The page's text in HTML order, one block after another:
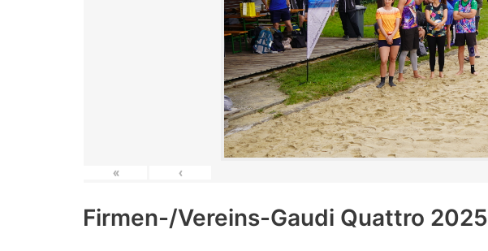
« ‹
Firmen-/Vereins-Gaudi Quattro 2025